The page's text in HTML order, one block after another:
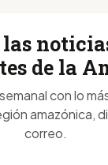
de la
con lo
amazónica,
correo.